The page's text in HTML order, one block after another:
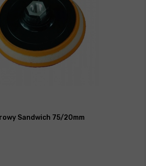
Sandwich 75/20mm